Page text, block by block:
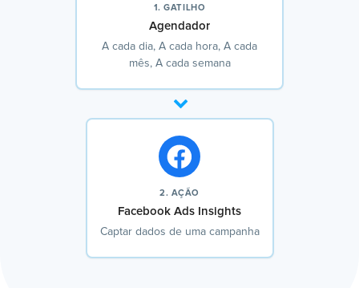
1. GATILHO
Agendador
A cada dia, A cada hora, A cada
mês, A cada semana
2. AÇÃO
Facebook Ads Insights
Captar dados de uma campanha